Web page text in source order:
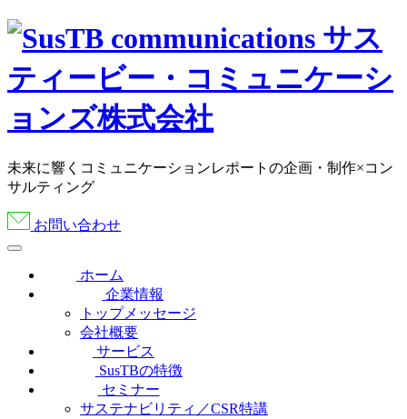
未来に響くコミュニケーションレポートの企画・制作×コン
サルティング
お問い合わせ
ホーム
企業情報
トップメッセージ
会社概要
サービス
SusTBの特徴
セミナー
サステナビリティ／CSR特講